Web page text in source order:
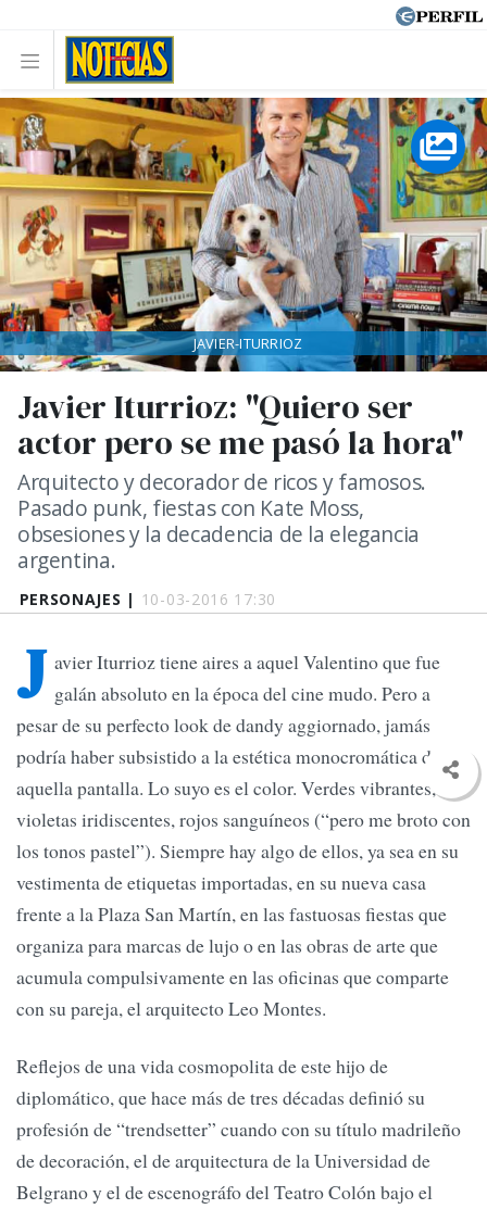
PERSONAJES | 10-03-2016 17:30
Javier Iturrioz: "Quiero ser
actor pero se me pasó la hora"
Arquitecto y decorador de ricos y famosos.
Pasado punk, fiestas con Kate Moss,
obsesiones y la decadencia de la elegancia
argentina.
JAVIER-ITURRIOZ
J avier Iturrioz tiene aires a aquel Valentino que fue
galán absoluto en la época del cine mudo. Pero a
pesar de su perfecto look de dandy aggiornado, jamás
podría haber subsistido a la estética monocromática de
aquella pantalla. Lo suyo es el color. Verdes vibrantes,
violetas iridiscentes, rojos sanguíneos (“pero me broto con
los tonos pastel”). Siempre hay algo de ellos, ya sea en su
vestimenta de etiquetas importadas, en su nueva casa
frente a la Plaza San Martín, en las fastuosas fiestas que
organiza para marcas de lujo o en las obras de arte que
acumula compulsivamente en las oficinas que comparte
con su pareja, el arquitecto Leo Montes.
Reflejos de una vida cosmopolita de este hijo de
diplomático, que hace más de tres décadas definió su
profesión de “trendsetter” cuando con su título madrileño
de decoración, el de arquitectura de la Universidad de
Belgrano y el de escenográfo del Teatro Colón bajo el